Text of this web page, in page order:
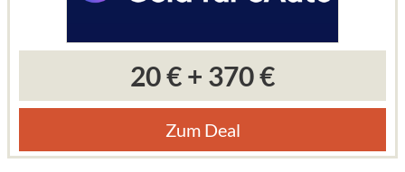
20 €+ 370 €
Zum Deal